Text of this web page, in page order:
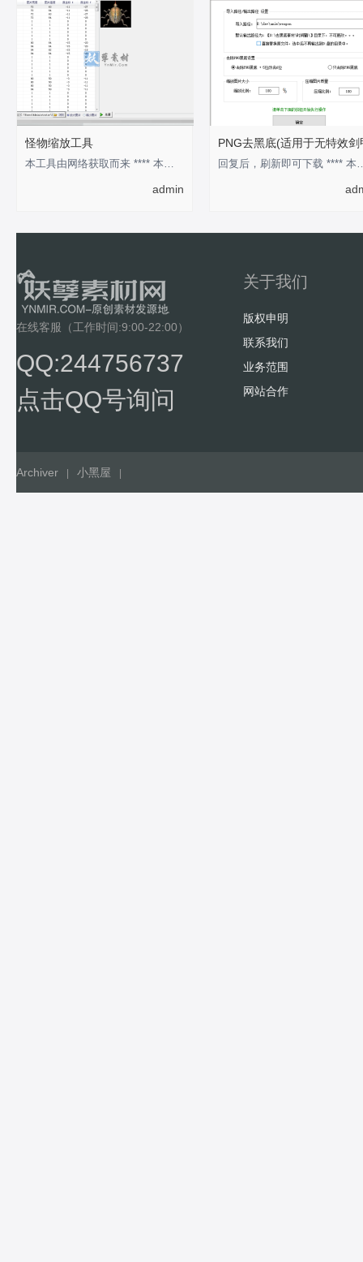
怪物缩放工具
本工具由网络获取而来 **** 本内容被作者隐藏 ****
admin
PNG去黑底(适用于无特效剑
回复后，刷新即可
在线客服（工作时间:9:00-22:00）
QQ:244756737
点击QQ号询问
关于我们
版权申明
联系我们
业务范围
网站合作
Archiver 小黑屋